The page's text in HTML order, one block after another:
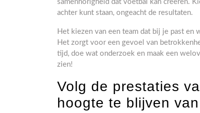
samenhorigheid dat voetbal kan creëren.
achter kunt staan, ongeacht de resultaten.
Het kiezen van een team dat bij je past en
Het zorgt voor een gevoel van
tijd, doe wat onderzoek en maak een
zien!
Volg de prestaties
hoogte te blijven